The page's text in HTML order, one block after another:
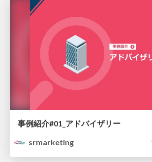
事例紹介#01_アドバイザリー
srmarketing